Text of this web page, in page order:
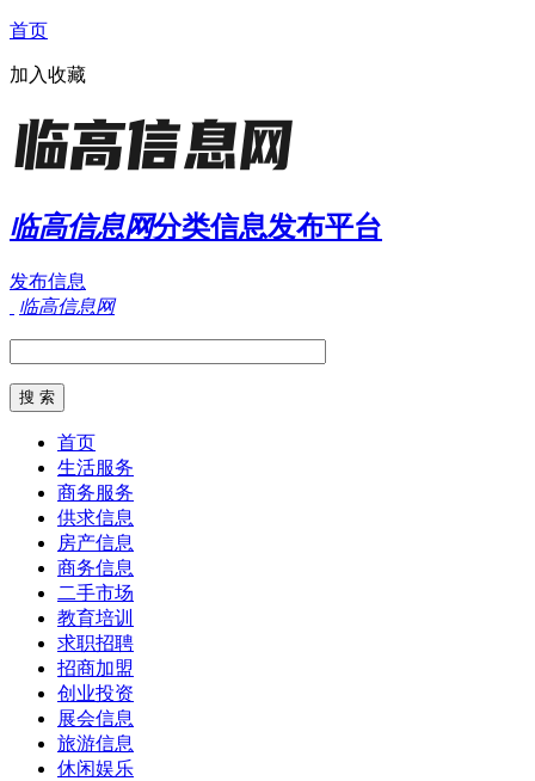
首页
加入收藏
临高信息网分类信息发布平台
发布信息
临高信息网
首页
生活服务
商务服务
供求信息
房产信息
商务信息
二手市场
教育培训
求职招聘
招商加盟
创业投资
展会信息
旅游信息
休闲娱乐